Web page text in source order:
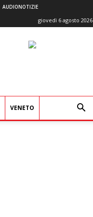
AUDIONOTIZIE
giovedì 6 agosto 2026
VENETO